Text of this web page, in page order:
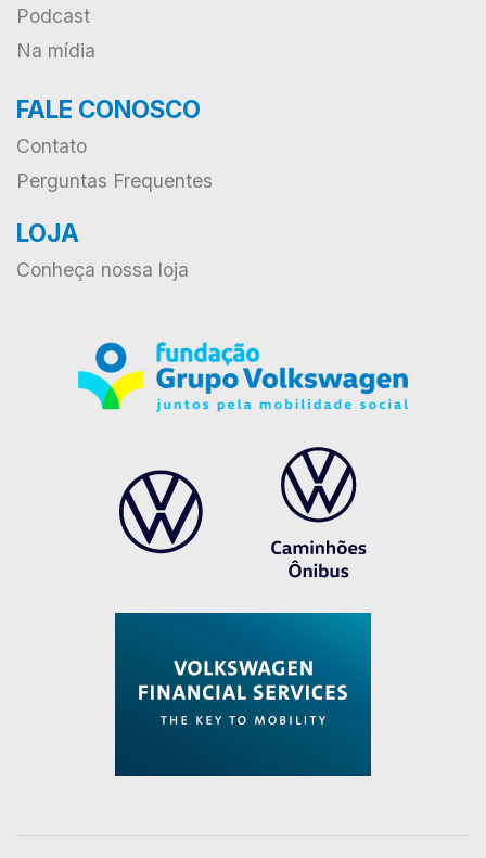
Podcast
Na mídia
FALE CONOSCO
Contato
Perguntas Frequentes
LOJA
Conheça nossa loja